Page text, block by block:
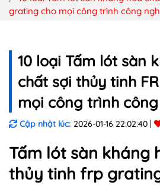
grating cho mọi công trình công
10 loại Tấm lót sàn
chất sợi thủy tinh
mọi công trình
Cập nhật lúc: 2026-01-16 22:02:40
Tấm lót sàn kháng
thủy tinh frp